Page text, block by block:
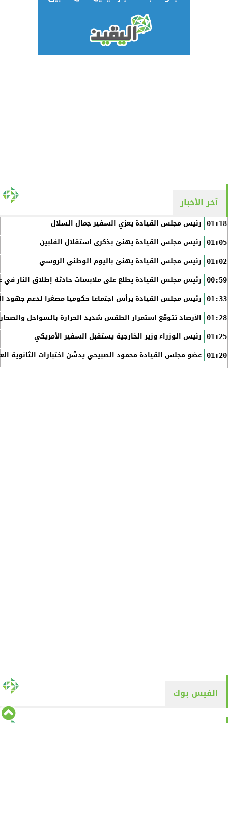
آخر الأخبار
01:18 رئيس مجلس القيادة يعزي السفير جمال السلال
01:05 رئيس مجلس القيادة يهنئ بذكرى استقلال الفلبين
01:02 رئيس مجلس القيادة يهنئ باليوم الوطني الروسي
00:59 رئيس مجلس القيادة يطلع على ملابسات حادثة إطلاق النار في
01:33 رئيس مجلس القيادة يرأس اجتماعا حكوميا مصغرا لدعم جهود
01:28 الأرصاد تتوقّع استمرار الطقس شديد الحرارة بالسواحل
01:25 رئيس الوزراء وزير الخارجية يستقبل السفير الأمريكي
01:20 عضو مجلس القيادة محمود الصبيحي يدشّن اختبارات الثانوية
الفيس بوك